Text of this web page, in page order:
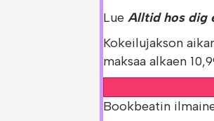
Lue Alltid hos dig
Kokeilujakson
maksaa alkaen
Bookbeatin